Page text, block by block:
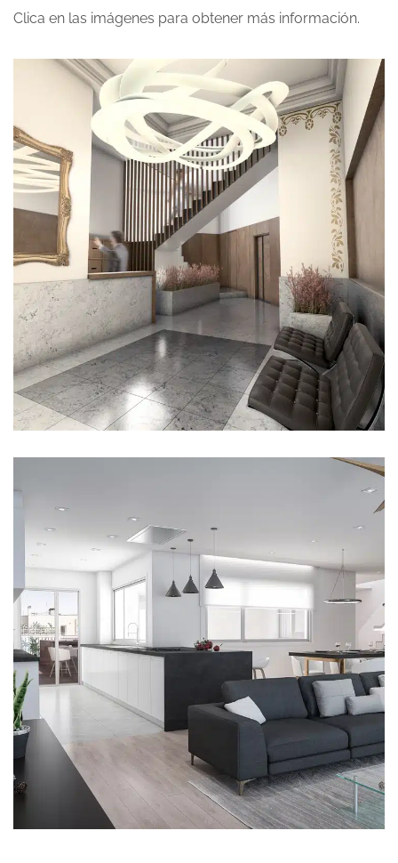
Clica en las imágenes para obtener más información.
SgClaret
EDIFICIOS DE VIVIENDAS REFORMAS
SgRosello
INTERIOR
REFORMAS
VIVIENDAS UNIFAMILIARES